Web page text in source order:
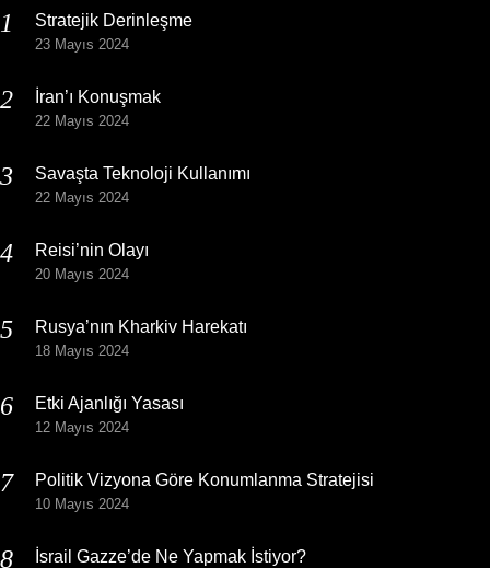
Stratejik Derinleşme
23 Mayıs 2024
İran’ı Konuşmak
22 Mayıs 2024
Savaşta Teknoloji Kullanımı
22 Mayıs 2024
Reisi’nin Olayı
20 Mayıs 2024
Rusya’nın Kharkiv Harekatı
18 Mayıs 2024
Etki Ajanlığı Yasası
12 Mayıs 2024
Politik Vizyona Göre Konumlanma Stratejisi
10 Mayıs 2024
İsrail Gazze’de Ne Yapmak İstiyor?